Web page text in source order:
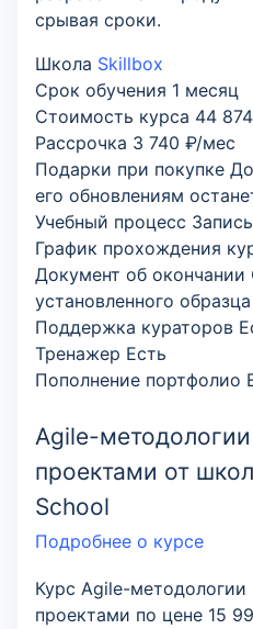
срывая сроки.
Школа Skillbox
Срок обучения 1 месяц
Стоимость курса 44
Рассрочка 3 740 ₽/мес
Подарки при покупке
его обновлениям
Учебный процесс
График прохождения
Документ об окончании
установленного образца
Поддержка кураторов
Тренажер Есть
Пополнение портфолио
Agile-
проектами от
School
Подробнее о курсе
Курс Agile-методологии
проектами по цене 15